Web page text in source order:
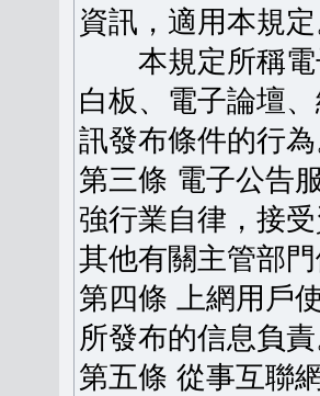
資訊，適用本規定
本規定所稱電
白板、電子論壇
訊發布條件的行為
第三條 電子公告
強行業自律，接
其他有關主管部
第四條 上網用戶
所發布的信息負責
第五條 從事互聯